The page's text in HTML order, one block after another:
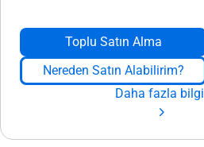
Toplu Satın Alma
Nereden Satın Alabilirim?
Daha fazla bilgi